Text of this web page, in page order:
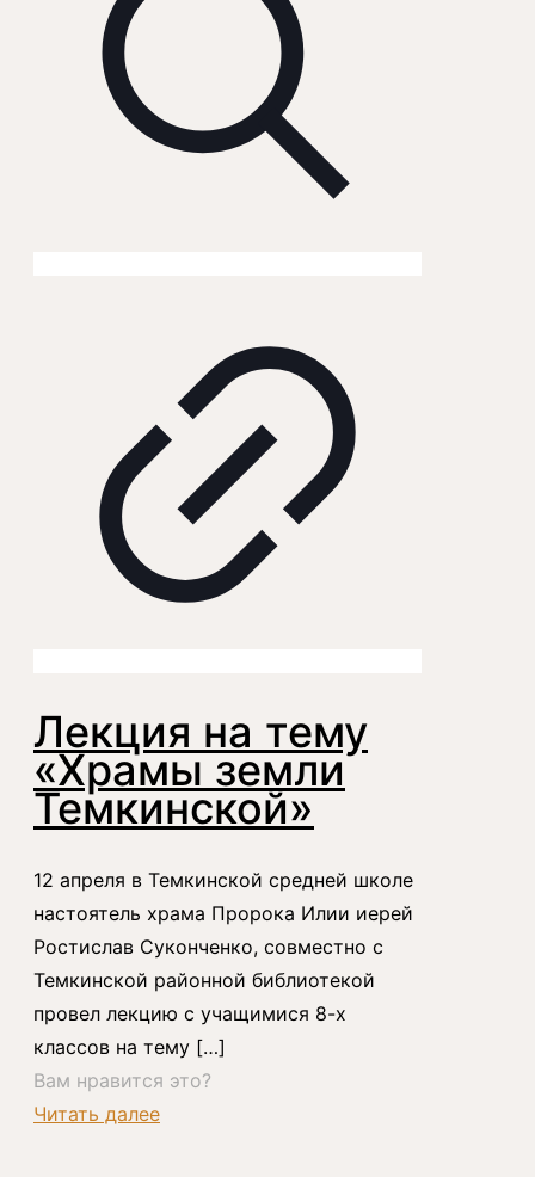
Лекция на тему
«Храмы земли
Темкинской»
12 апреля в Темкинской средней школе
настоятель храма Пророка Илии иерей
Ростислав Суконченко, совместно с
Темкинской районной библиотекой
провел лекцию с учащимися 8-х
классов на тему […]
Вам нравится это?
Читать далее